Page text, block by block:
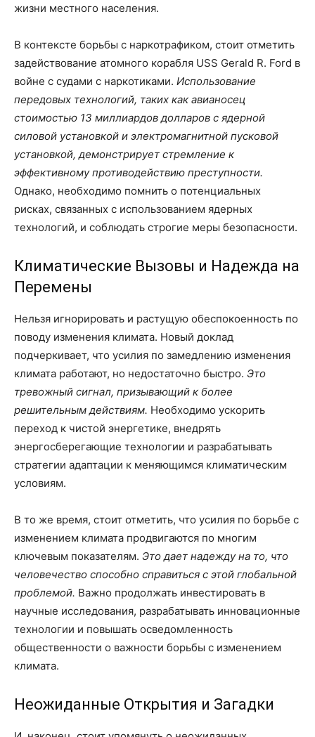
жизни местного населения.
В контексте борьбы с наркотрафиком, стоит отметить
задействование атомного корабля USS Gerald R. Ford в
войне с судами с наркотиками. Использование
передовых технологий, таких как авианосец
стоимостью 13 миллиардов долларов с ядерной
силовой установкой и электромагнитной пусковой
установкой, демонстрирует стремление к
эффективному противодействию преступности.
Однако, необходимо помнить о потенциальных
рисках, связанных с использованием ядерных
технологий, и соблюдать строгие меры безопасности.
Климатические Вызовы и Надежда на
Перемены
Нельзя игнорировать и растущую обеспокоенность по
поводу изменения климата. Новый доклад
подчеркивает, что усилия по замедлению изменения
климата работают, но недостаточно быстро. Это
тревожный сигнал, призывающий к более
решительным действиям. Необходимо ускорить
переход к чистой энергетике, внедрять
энергосберегающие технологии и разрабатывать
стратегии адаптации к меняющимся климатическим
условиям.
В то же время, стоит отметить, что усилия по борьбе с
изменением климата продвигаются по многим
ключевым показателям. Это дает надежду на то, что
человечество способно справиться с этой глобальной
проблемой. Важно продолжать инвестировать в
научные исследования, разрабатывать инновационные
технологии и повышать осведомленность
общественности о важности борьбы с изменением
климата.
Неожиданные Открытия и Загадки